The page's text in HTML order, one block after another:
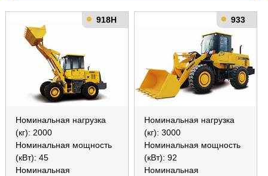
918H
Номинальная нагрузка
(кг): 2000
Номинальная мощность
(кВт): 45
Номинальная
933
Номинальная нагрузка
(кг): 3000
Номинальная мощность
(кВт): 92
Номинальная